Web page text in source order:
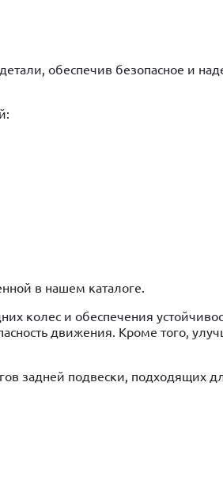
обеспечив безопасное и
в нашем каталоге.
колес и обеспечения
движения. Кроме того,
задней подвески, подходящих